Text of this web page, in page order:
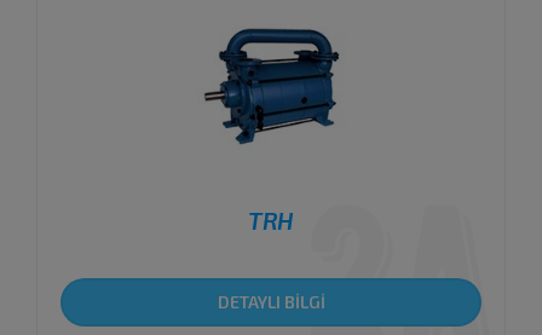
TRH
DETAYLI BİLGİ